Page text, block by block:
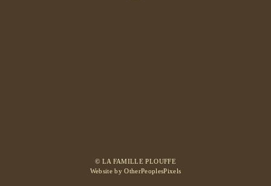
© LA FAMILLE PLOUFFE
Website by OtherPeoplesPixels